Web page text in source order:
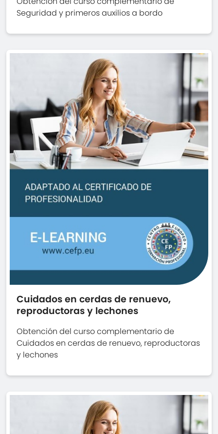
Seguridad y primeros auxilios a bordo
Cuidados en cerdas de renuevo,
reproductoras y lechones
Obtención del curso complementario de
Cuidados en cerdas de renuevo, reproductoras
y lechones